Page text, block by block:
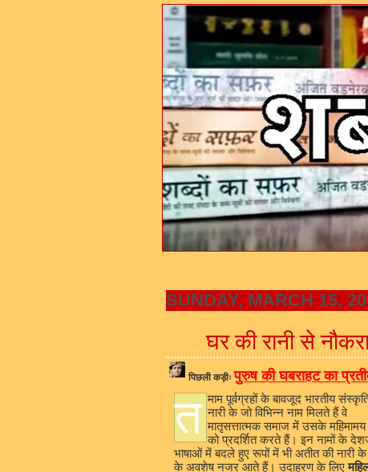
SUNDAY, MARCH 15,
घर की रानी से
पिछली कड़ीः पुरुष की घबराहट का
त माम पूर्वग्रहों के बावजूद भारतीय
नारी के जो विभिन्न नाम मिलते हैं वे
मातृसत्तात्मक समाज में उसके
को प्रदर्शित करते हैं। इन नामों के
भाषाओं में बदले हुए रूपों में भी अतीत की नारी के
के अवशेष नजर आते हैं। उदाहरण के लिए